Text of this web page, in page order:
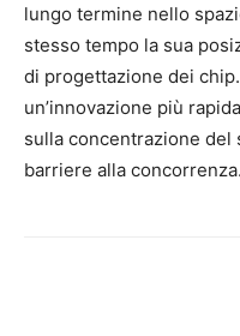
lungo termine nello
stesso tempo la sua
di progettazione dei
un’innovazione più
sulla concentrazione
barriere alla concorrenza.